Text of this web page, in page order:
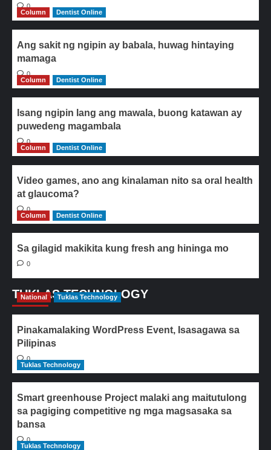
0
Column
Dentist Online
Ang sakit ng ngipin ay babala, huwag hintaying
mamaga
0
Column
Dentist Online
Isang ngipin lang ang mawala, buong katawan ay
puwedeng magambala
0
Column
Dentist Online
Video games, ano ang kinalaman nito sa oral health
at glaucoma?
0
Column
Dentist Online
Sa gilagid makikita kung fresh ang hininga mo
0
TUKLAS TECHNOLOGY
National Tuklas Technology
Pinakamalaking WordPress Event, Isasagawa sa
Pilipinas
0
Tuklas Technology
Smart greenhouse Project malaki ang maitutulong
sa pagiging competitive ng mga magsasaka sa
bansa
0
Tuklas Technology